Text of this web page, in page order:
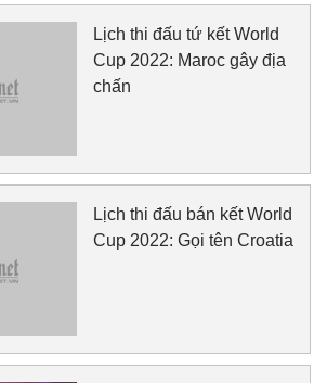
Lịch thi đấu tứ kết World
Cup 2022: Maroc gây địa
chấn
Lịch thi đấu bán kết World
Cup 2022: Gọi tên Croatia